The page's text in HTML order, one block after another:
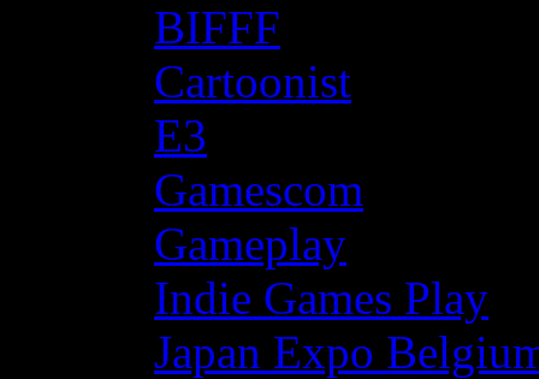
BIFFF
Cartoonist
E3
Gamescom
Gameplay
Indie Games Play
Japan Expo